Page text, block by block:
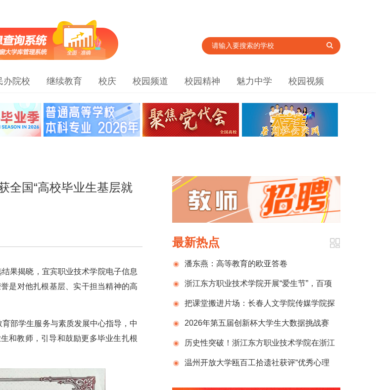
办院校 继续教育 校庆 校园频道 校园精神 魅力中学 校园视频
全国“高校毕业生基层就
果揭晓，宜宾职业技术学院电子信息
是对他扎根基层、实干担当精神的高
部学生服务与素质发展中心指导，中
和教师，引导和鼓励更多毕业生扎根
最新热点
潘东燕：高等教育的欧亚答卷
浙江东方职业技术学院开展“爱生节”，百项
活动赋能青年成长
把课堂搬进片场：长春人文学院传媒学院探
索“场景颗粒化”教学新模式
2026年第五届创新杯大学生大数据挑战赛
火热报名中！
历史性突破！浙江东方职业技术学院在浙江
省第十五届“挑战杯”创业计划竞赛上斩获3金2
温州开放大学瓯百工拾遗社获评“优秀心理